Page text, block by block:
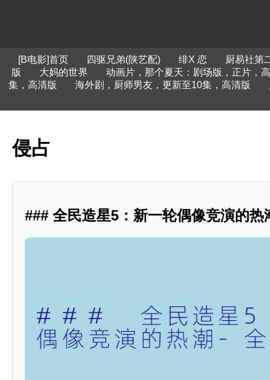
[B电影]首页 四驱兄弟(陕艺配) 绯X 恋 厨易社第
版
大妈的世界 动画片，那个夏天：剧场版，正片，
集，高清版
海外剧，厨师男友，更新至10集，高清版
侵占
### 全民造星5：新一轮偶像竞演的热